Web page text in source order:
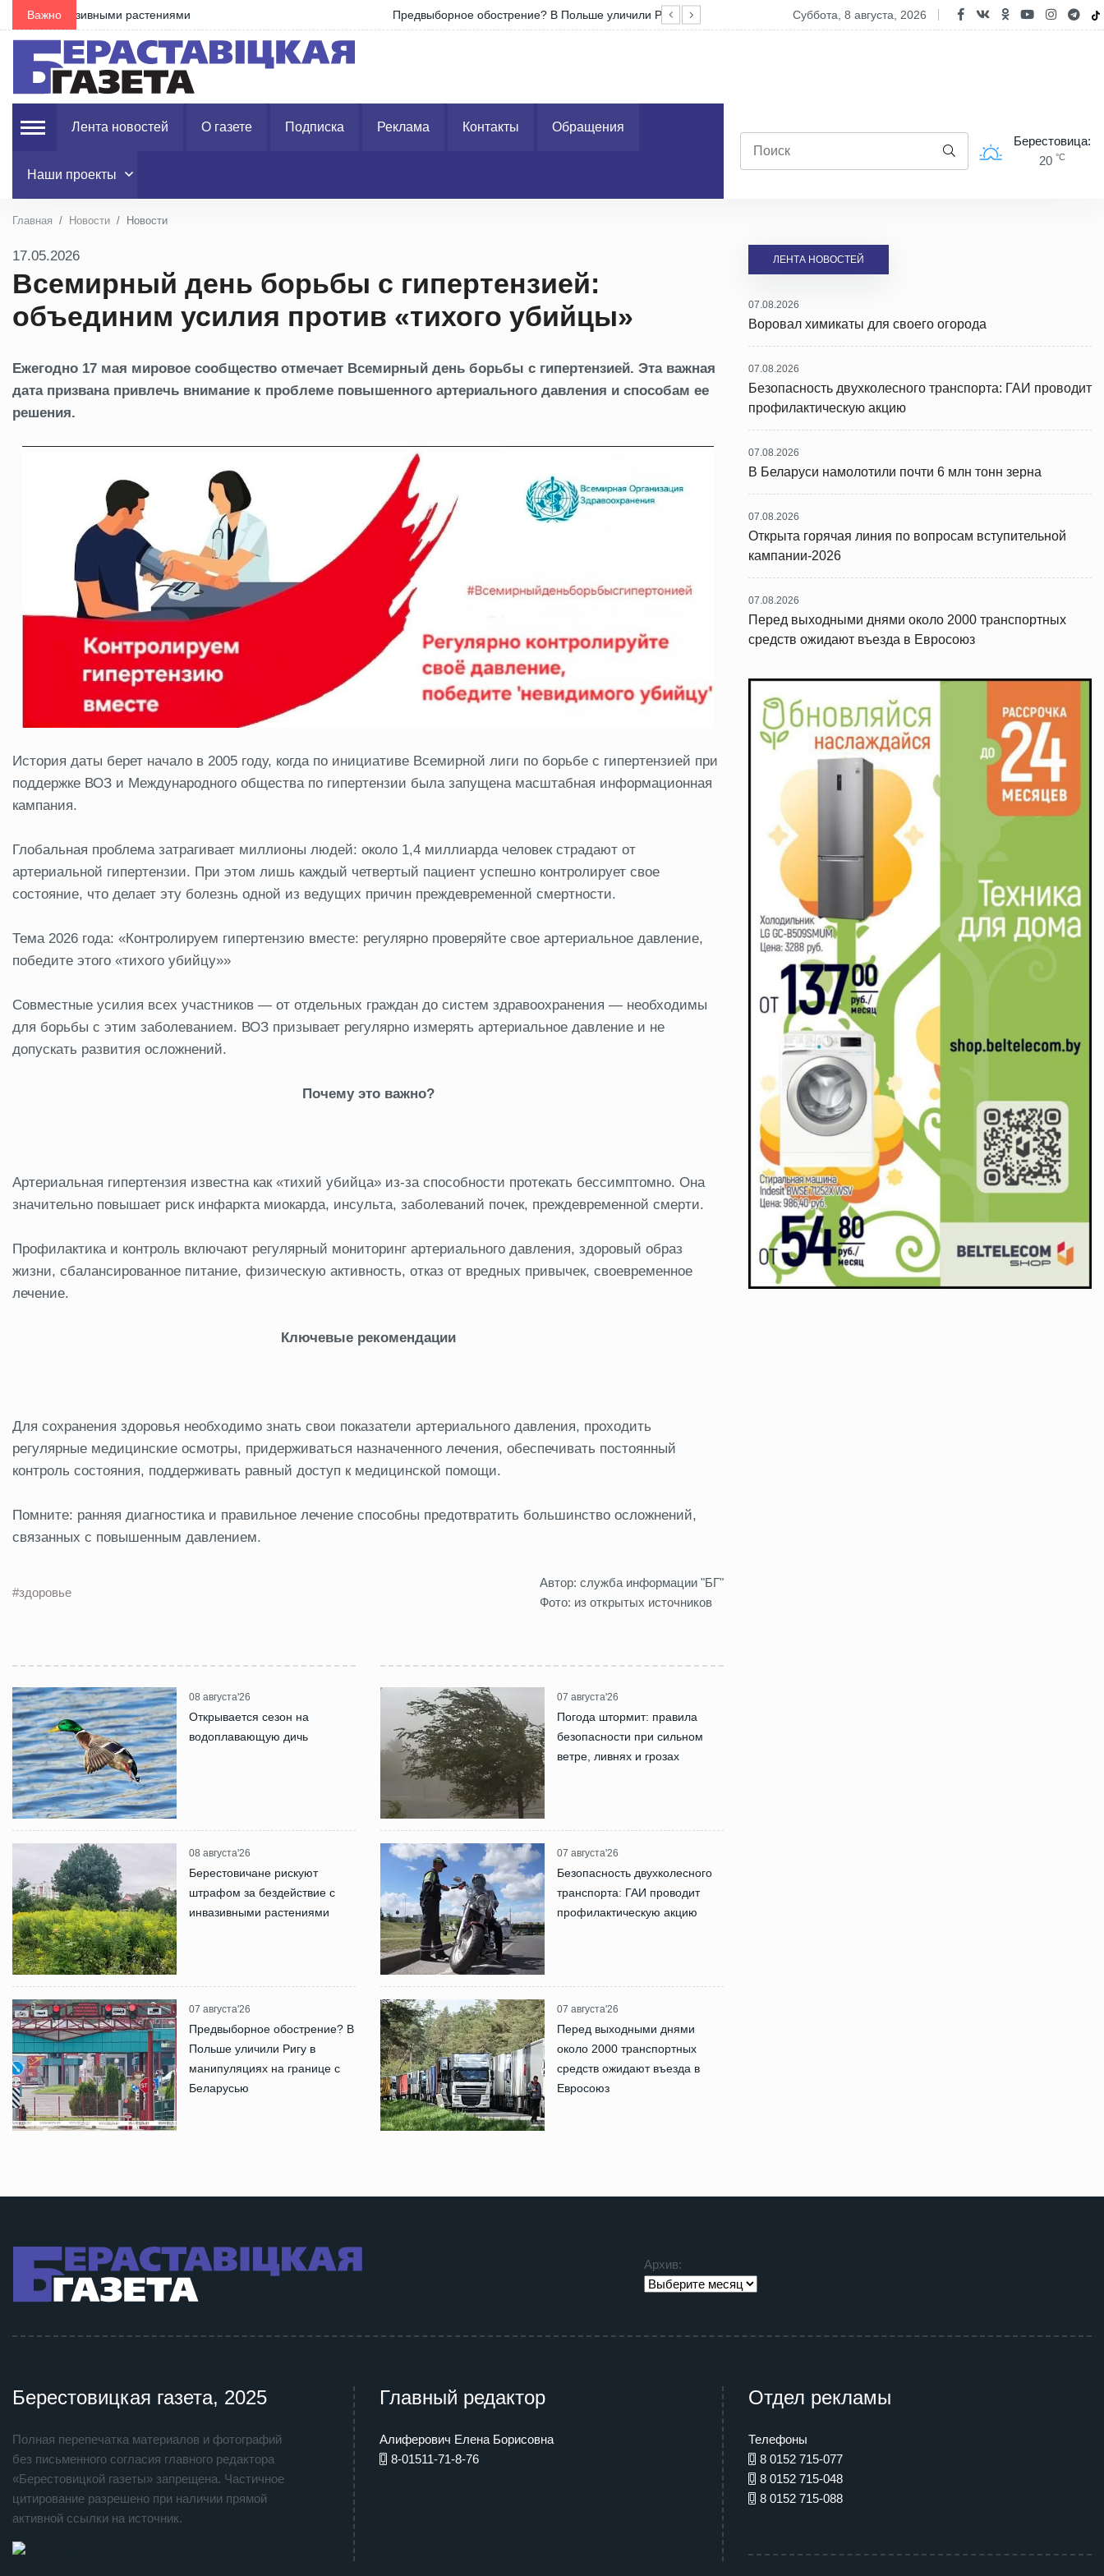
Важно Предвыборное обострение? В Польше уличили Ригу в манипуляциях на границе с Беларусью Погода штормит: правила безопасности при сильном ветре, ливнях и
суббота, 8 августа, 2026
Лента новостей О газете Подписка Реклама Контакты Обращения
Наши проекты
Берестовица:
20 °C
Главная Новости Новости
17.05.2026
Всемирный день борьбы с гипертензией:
объединим усилия против «тихого убийцы»
Ежегодно 17 мая мировое сообщество отмечает Всемирный день борьбы с гипертензией. Эта важная
дата призвана привлечь внимание к проблеме повышенного артериального давления и способам ее
решения.
История даты берет начало в 2005 году, когда по инициативе Всемирной лиги по борьбе с гипертензией при
поддержке ВОЗ и Международного общества по гипертензии была запущена масштабная информационная
кампания.
Глобальная проблема затрагивает миллионы людей: около 1,4 миллиарда человек страдают от
артериальной гипертензии. При этом лишь каждый четвертый пациент успешно контролирует свое
состояние, что делает эту болезнь одной из ведущих причин преждевременной смертности.
Тема 2026 года: «Контролируем гипертензию вместе: регулярно проверяйте свое артериальное давление,
победите этого «тихого убийцу»»
Совместные усилия всех участников — от отдельных граждан до систем здравоохранения — необходимы
для борьбы с этим заболеванием. ВОЗ призывает регулярно измерять артериальное давление и не
допускать развития осложнений.
Почему это важно?
Артериальная гипертензия известна как «тихий убийца» из-за способности протекать бессимптомно. Она
значительно повышает риск инфаркта миокарда, инсульта, заболеваний почек, преждевременной смерти.
Профилактика и контроль включают регулярный мониторинг артериального давления, здоровый образ
жизни, сбалансированное питание, физическую активность, отказ от вредных привычек, своевременное
лечение.
Ключевые рекомендации
Для сохранения здоровья необходимо знать свои показатели артериального давления, проходить
регулярные медицинские осмотры, придерживаться назначенного лечения, обеспечивать постоянный
контроль состояния, поддерживать равный доступ к медицинской помощи.
Помните: ранняя диагностика и правильное лечение способны предотвратить большинство осложнений,
связанных с повышенным давлением.
#здоровье
Автор: служба информации "БГ"
Фото: из открытых источников
08 августа'26
Открывается сезон на
водоплавающую дичь
08 августа'26
Берестовичане рискуют
штрафом за бездействие с
инвазивными растениями
07 августа'26
Предвыборное обострение? В
Польше уличили Ригу в
манипуляциях на границе с
Беларусью
07 августа'26
Погода штормит: правила
безопасности при сильном
ветре, ливнях и грозах
07 августа'26
Безопасность двухколесного
транспорта: ГАИ проводит
профилактическую акцию
07 августа'26
Перед выходными днями
около 2000 транспортных
средств ожидают въезда в
Евросоюз
ЛЕНТА НОВОСТЕЙ
07.08.2026
Воровал химикаты для своего огорода
07.08.2026
Безопасность двухколесного транспорта: ГАИ проводит
профилактическую акцию
07.08.2026
В Беларуси намолотили почти 6 млн тонн зерна
07.08.2026
Открыта горячая линия по вопросам вступительной
кампании-2026
07.08.2026
Перед выходными днями около 2000 транспортных
средств ожидают въезда в Евросоюз
Архив:
Берестовицкая газета, 2025
Полная перепечатка материалов и фотографий
без письменного согласия главного редактора
«Берестовицкой газеты» запрещена. Частичное
цитирование разрешено при наличии прямой
активной ссылки на источник.
Главный редактор
Алиферович Елена Борисовна
8-01511-71-8-76
Отдел рекламы
Телефоны
8 0152 715-077
8 0152 715-048
8 0152 715-088